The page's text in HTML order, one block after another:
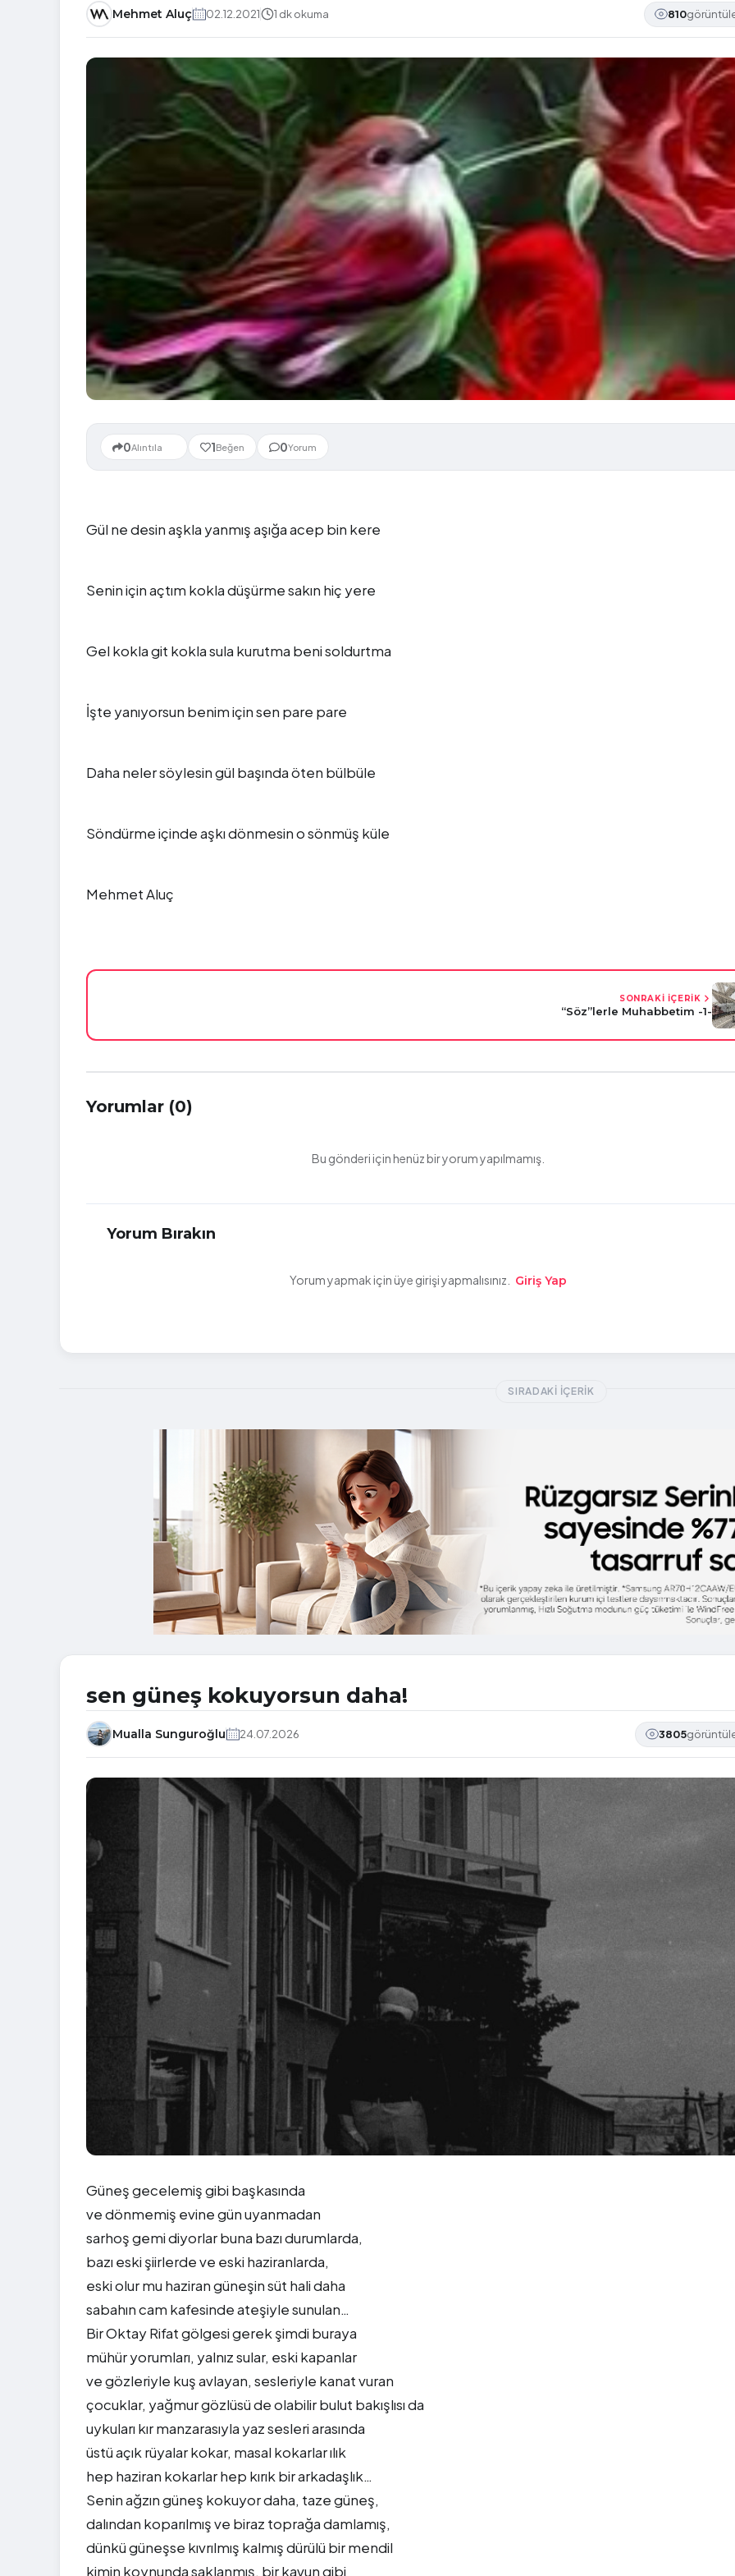
Mehmet Aluç 02.12.2021 1 dk okuma 810
0Alıntıla 1Beğen 0Yorum
Gül ne desin aşkla yanmış aşığa acep bin kere
Senin için açtım kokla düşürme sakın hiç yere
Gel kokla git kokla sula kurutma beni soldurtma
İşte yanıyorsun benim için sen pare pare
Daha neler söylesin gül başında öten bülbüle
Söndürme içinde aşkı dönmesin o sönmüş küle
Mehmet Aluç
SONRAKİ İÇERİK
“Söz”lerle Muhabbetim -1-
Yorumlar (0)
Bu gönderi için henüz bir yorum yapılmamış.
Yorum Bırakın
Yorum yapmak için üye girişi yapmalısınız. Giriş Yap
SIRADAKI İÇERIK
sen güneş kokuyorsun daha!
Mualla Sunguroğlu 24.07.2026 3805
Güneş gecelemiş gibi başkasında
ve dönmemiş evine gün uyanmadan
sarhoş gemi diyorlar buna bazı durumlarda,
bazı eski şiirlerde ve eski haziranlarda,
eski olur mu haziran güneşin süt hali daha
sabahın cam kafesinde ateşiyle sunulan…
Bir Oktay Rifat gölgesi gerek şimdi buraya
mühür yorumları, yalnız sular, eski kapanlar
ve gözleriyle kuş avlayan, sesleriyle kanat vuran
çocuklar, yağmur gözlüsü de olabilir bulut bakışlısı da
uykuları kır manzarasıyla yaz sesleri arasında
üstü açık rüyalar kokar, masal kokarlar ılık
hep haziran kokarlar hep kırık bir arkadaşlık…
Senin ağzın güneş kokuyor daha, taze güneş,
dalından koparılmış ve biraz toprağa damlamış,
dünkü güneşse kıvrılmış kalmış dürülü bir mendil
kimin koynunda saklanmış, bir kavun gibi